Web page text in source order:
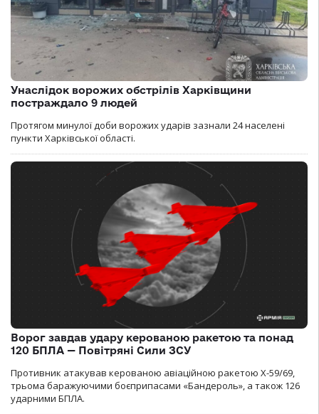
Унаслідок ворожих обстрілів Харківщини
постраждало 9 людей
Протягом минулої доби ворожих ударів зазнали 24 населені
пункти Харківської області.
Ворог завдав удару керованою ракетою та понад
120 БПЛА — Повітряні Сили ЗСУ
Противник атакував керованою авіаційною ракетою Х-59/69,
трьома баражуючими боєприпасами «Бандероль», а також 126
ударними БПЛА.